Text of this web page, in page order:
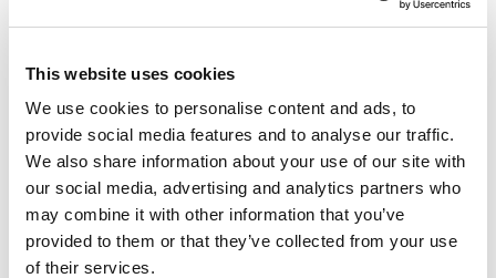
This website uses cookies
We use cookies to personalise content and ads, to
provide social media features and to analyse our traffic.
We also share information about your use of our site with
our social media, advertising and analytics partners who
may combine it with other information that you’ve
provided to them or that they’ve collected from your use
of their services.
Muito bonito o lugar..
RESPOSTA A CONVERSA
DEIXE UM COMENTÁRIO.